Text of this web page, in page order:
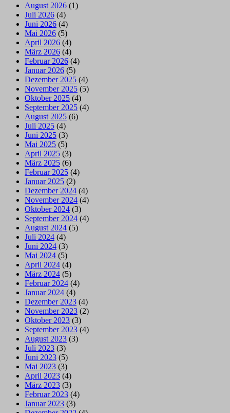
August 2026 (1)
Juli 2026 (4)
Juni 2026 (4)
Mai 2026 (5)
April 2026 (4)
März 2026 (4)
Februar 2026 (4)
Januar 2026 (5)
Dezember 2025 (4)
November 2025 (5)
Oktober 2025 (4)
September 2025 (4)
August 2025 (6)
Juli 2025 (4)
Juni 2025 (3)
Mai 2025 (5)
April 2025 (3)
März 2025 (6)
Februar 2025 (4)
Januar 2025 (2)
Dezember 2024 (4)
November 2024 (4)
Oktober 2024 (3)
September 2024 (4)
August 2024 (5)
Juli 2024 (4)
Juni 2024 (3)
Mai 2024 (5)
April 2024 (4)
März 2024 (5)
Februar 2024 (4)
Januar 2024 (4)
Dezember 2023 (4)
November 2023 (2)
Oktober 2023 (3)
September 2023 (4)
August 2023 (3)
Juli 2023 (3)
Juni 2023 (5)
Mai 2023 (3)
April 2023 (4)
März 2023 (3)
Februar 2023 (4)
Januar 2023 (3)